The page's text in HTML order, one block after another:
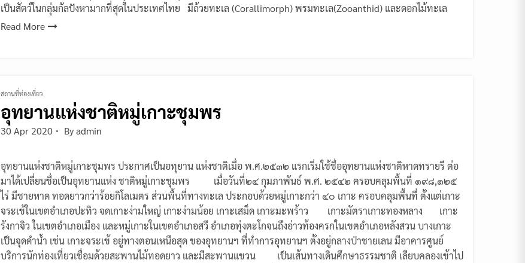
เป็นสัตว์ในกลุ่มกัลปังหามากที่สุดในประเทศไทย มีถ้วยทะเล (Corallimorph) พรมทะเล(Zooanthid) และดอกไม้ทะเล
Read More
สถานที่ท่องเที่ยว
อุทยานแห่งชาติหมู่เกาะชุมพร
30 Apr 2020 Byadmin
อุทยานแห่งชาติหมู่เกาะชุมพร ประกาศเป็นอทุยาน แห่งชาติเมื่อ พ.ศ.๒๕๓๒ แรกเริ่มใช้ชื่ออุทยานแห่งชาติหาดทรายรี ต่อ
มาได้เปลี่ยนชื่อเป็นอุทยานแห่ง ชาติหมู่เกาะชุมพร เมื่อวันที่๒๔ กุมภาพันธ์ พ.ศ. ๒๕๔๒ ครอบคลุมพื้นที่ ๑๙๘,๑๒๕
ไร่ มีชายหาด ทอดยาวกว่าร้อยกิโลเมตร ส่วนพื้นที่ทางทะเล ประกอบด้วยหมู่เกาะกว่า ๔๐ เกาะ ครอบคลุมพื้นที่ ตั้งแต่เกาะ
จระเข้ในเขตอำเภอปะทิว จดเกาะง่ามใหญ่ เกาะง่ามน้อย เกาะเสม็ด เกาะมะพร้าว เกาะมัตราเกาะทองหลาง เกาะ
รังกาจิว ในเขตอำเภอเมือง และหมู่เกาะในเขตอำเภอสวี อำเภอทุ่งตะโกจนถึงอ่าวท้องครกในเขตอำเภอหลังสวน บางเกาะ
เป็นจุดดำน้ำ เช่น เกาะจระเข้ อยู่ทางตอนเหนือสุด ของอุทยานฯ ที่ทำการอุทยานฯ ตั้งอยู่กลางป่าชายเลน มีอาคารศูนย์
บริการนักท่องเที่ยวเชื่อมด้วยสะพานไม้ทอดยาว และมีสะพานแขวน เป็นเส้นทางเดินศึกษาธรรมชาติ เลียบคลองเข้าไป